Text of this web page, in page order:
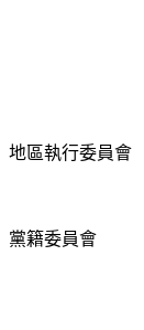
地區執行委員會
黨籍委員會